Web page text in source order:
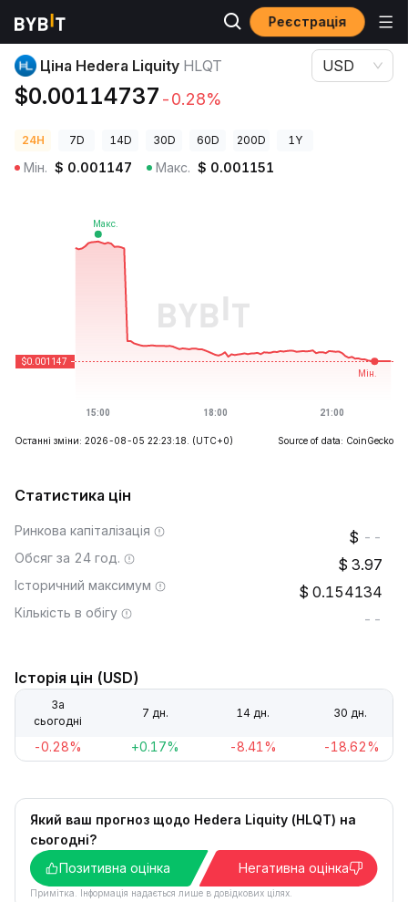
Реєстрація
Ціни криптовалют Ціна Hedera Liquity HLQT
Ціна Hedera Liquity HLQT
$0.00114737 -0.28%
USD
24H 7D 14D 30D 60D 200D 1Y
Мін. $ 0.001147 Макс. $ 0.001151
Останні зміни: 2026-08-05 22:23:18. (UTC+0) Source of data: CoinGecko
Статистика цін
Ринкова капіталізація --
Обсяг за 24 год. 3.97
Історичний максимум 0.154134
Кількість в обігу --
Історія цін (USD)
За
сьогодні
7 дн. 14 дн. 30 дн.
-0.28% +0.17% -8.41% -18.62%
Який ваш прогноз щодо Hedera Liquity (HLQT) на
сьогодні?
Позитивна оцінка
Негативна оцінка
Примітка. Інформація надається лише в довідкових цілях.